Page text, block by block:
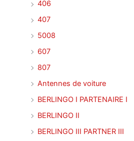
406
407
5008
607
807
Antennes de voiture
BERLINGO I PARTENAIRE I
BERLINGO II
BERLINGO III PARTNER III